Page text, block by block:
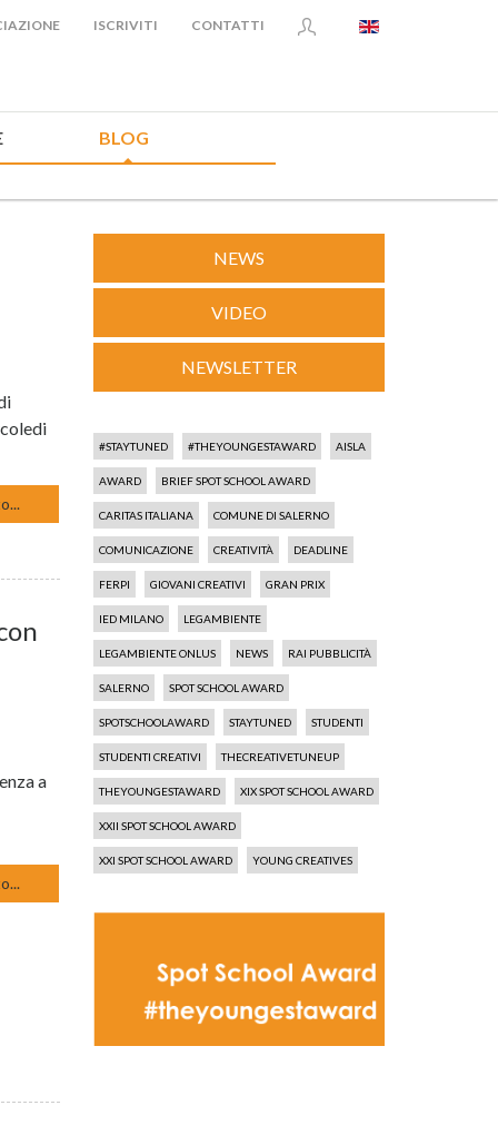
ISCRIVITI CONTATTI
BLOG
a
NEWS
VIDEO
NEWSLETTER
#STAYTUNED #THEYOUNGESTAWARD AISLA
AWARD BRIEF SPOT SCHOOL AWARD
CARITAS ITALIANA COMUNE DI SALERNO
COMUNICAZIONE CREATIVITÀ DEADLINE
FERPI GIOVANI CREATIVI GRAN PRIX
IED MILANO LEGAMBIENTE
LEGAMBIENTE ONLUS NEWS RAI PUBBLICITÀ
SALERNO SPOT SCHOOL AWARD
SPOTSCHOOLAWARD STAYTUNED STUDENTI
STUDENTI CREATIVI THECREATIVETUNEUP
THEYOUNGESTAWARD XIX SPOT SCHOOL AWARD
XXII SPOT SCHOOL AWARD
XXI SPOT SCHOOL AWARD YOUNG CREATIVES